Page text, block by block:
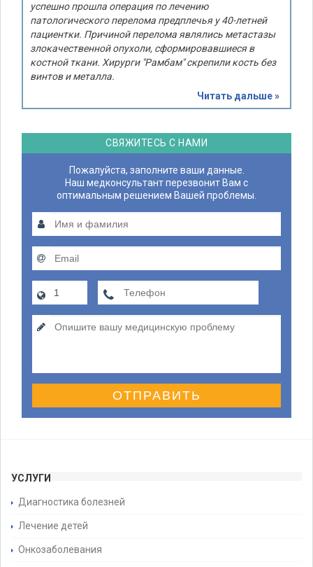
успешно прошла операция по лечению
патологического перелома предплечья у 40-летней
пациентки. Причиной перелома являлись метастазы
злокачественной опухоли, сформировавшиеся в
костной ткани. Хирурги "Рамбам" скрепили кость без
винтов и металла.
Читать дальше »
СВЯЖИТЕСЬ С НАМИ
Пожалуйста, заполните ваши данные.
Наш медконсультант перезвонит Вам с
оптимальным решением Вашей проблемы.
ОТПРАВИТЬ
УСЛУГИ
Диагностика болезней
Лечение детей
Онкозаболевания